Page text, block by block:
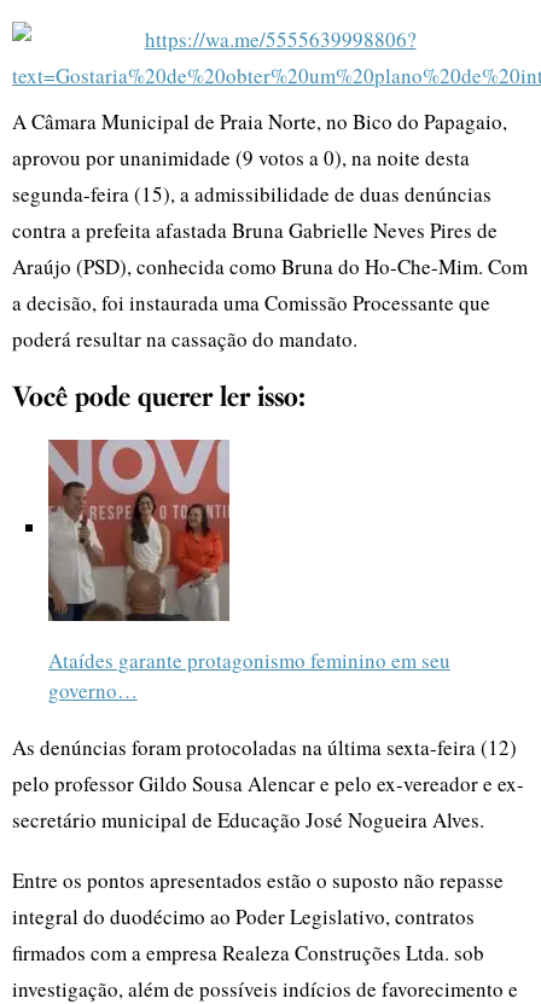
A Câmara Municipal de Praia Norte, no Bico do Papagaio,
aprovou por unanimidade (9 votos a 0), na noite desta
segunda-feira (15), a admissibilidade de duas denúncias
contra a prefeita afastada Bruna Gabrielle Neves Pires de
Araújo (PSD), conhecida como Bruna do Ho-Che-Mim. Com
a decisão, foi instaurada uma Comissão Processante que
poderá resultar na cassação do mandato.
Você pode querer ler isso:
Ataídes garante protagonismo feminino em seu
governo…
As denúncias foram protocoladas na última sexta-feira (12)
pelo professor Gildo Sousa Alencar e pelo ex-vereador e ex-
secretário municipal de Educação José Nogueira Alves.
Entre os pontos apresentados estão o suposto não repasse
integral do duodécimo ao Poder Legislativo, contratos
firmados com a empresa Realeza Construções Ltda. sob
investigação, além de possíveis indícios de favorecimento e